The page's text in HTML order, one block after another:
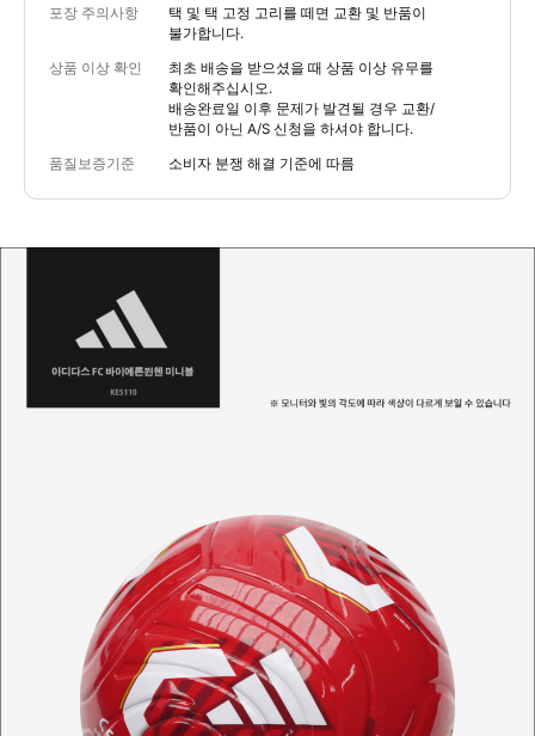
포장 주의사항
택 및 택 고정 고리를 떼면 교환 및 반품이
불가합니다.
상품 이상 확인
최초 배송을 받으셨을 때 상품 이상 유무를
확인해주십시오.
배송완료일 이후 문제가 발견될 경우 교환/
반품이 아닌 A/S 신청을 하셔야 합니다.
품질보증기준 소비자 분쟁 해결 기준에 따름